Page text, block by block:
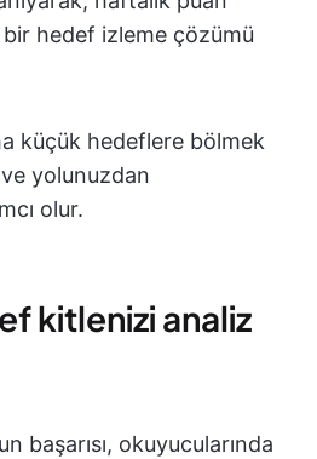
bir hedef izleme çözümü
küçük hedeflere bölmek
yolunuzdan
olur.
kitlenizi analiz
başarısı, okuyucularında